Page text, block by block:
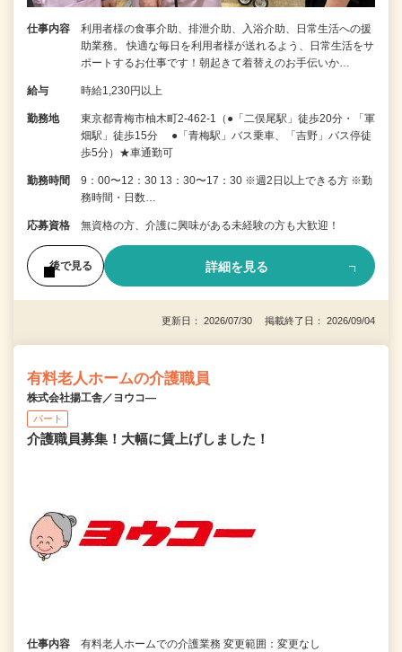
仕事内容
利用者様の食事介助、排泄介助、入浴介助、日常生活への援
助業務。 快適な毎日を利用者様が送れるよう、日常生活をサ
ポートするお仕事です！朝起きて着替えのお手伝いか…
給与 時給1,230円以上
勤務地
東京都青梅市柚木町2-462-1（●「二俣尾駅」徒歩20分・「軍
畑駅」徒歩15分 ●「青梅駅」バス乗車、「吉野」バス停徒
歩5分）★車通勤可
勤務時間
9：00〜12：30 13：30〜17：30 ※週2日以上できる方 ※勤
務時間・日数…
応募資格 無資格の方、介護に興味がある未経験の方も大歓迎！
後で見る 詳細を見る
更新日： 2026/07/30 掲載終了日： 2026/09/04
有料老人ホームの介護職員
株式会社揚工舎／ヨウコ―
パート
介護職員募集！大幅に賃上げしました！
仕事内容 有料老人ホームでの介護業務 変更範囲：変更なし